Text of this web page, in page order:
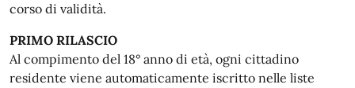
corso di validità.
PRIMO RILASCIO
Al compimento del 18° anno di età, ogni cittadino
residente viene automaticamente iscritto nelle liste